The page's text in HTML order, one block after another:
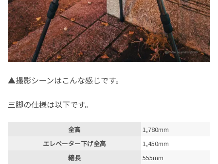
▲撮影シーンはこんな感じです。
三脚の仕様は以下です。
全高
1,780mm
エレベーター下げ全高
1,450mm
縮長
555mm